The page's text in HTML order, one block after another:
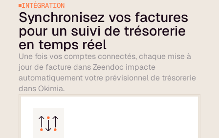
INTÉGRATION
Synchronisez vos factures
pour un suivi de trésorerie
en temps réel
Une fois vos comptes connectés, chaque mise à
jour de facture dans Zeendoc impacte
automatiquement votre prévisionnel de trésorerie
dans Okimia.